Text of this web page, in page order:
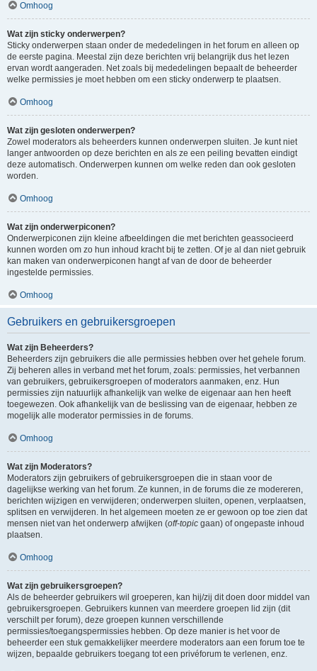
Omhoog
Wat zijn sticky onderwerpen?
Sticky onderwerpen staan onder de mededelingen in het forum en alleen op
de eerste pagina. Meestal zijn deze berichten vrij belangrijk dus het lezen
ervan wordt aangeraden. Net zoals bij mededelingen bepaalt de beheerder
welke permissies je moet hebben om een sticky onderwerp te plaatsen.
Omhoog
Wat zijn gesloten onderwerpen?
Zowel moderators als beheerders kunnen onderwerpen sluiten. Je kunt niet
langer antwoorden op deze berichten en als ze een peiling bevatten eindigt
deze automatisch. Onderwerpen kunnen om welke reden dan ook gesloten
worden.
Omhoog
Wat zijn onderwerpiconen?
Onderwerpiconen zijn kleine afbeeldingen die met berichten geassocieerd
kunnen worden om zo hun inhoud kracht bij te zetten. Of je al dan niet gebruik
kan maken van onderwerpiconen hangt af van de door de beheerder
ingestelde permissies.
Omhoog
Gebruikers en gebruikersgroepen
Wat zijn Beheerders?
Beheerders zijn gebruikers die alle permissies hebben over het gehele forum.
Zij beheren alles in verband met het forum, zoals: permissies, het verbannen
van gebruikers, gebruikersgroepen of moderators aanmaken, enz. Hun
permissies zijn natuurlijk afhankelijk van welke de eigenaar aan hen heeft
toegewezen. Ook afhankelijk van de beslissing van de eigenaar, hebben ze
mogelijk alle moderator permissies in de forums.
Omhoog
Wat zijn Moderators?
Moderators zijn gebruikers of gebruikersgroepen die in staan voor de
dagelijkse werking van het forum. Ze kunnen, in de forums die ze modereren,
berichten wijzigen en verwijderen; onderwerpen sluiten, openen, verplaatsen,
splitsen en verwijderen. In het algemeen moeten ze er gewoon op toe zien dat
mensen niet van het onderwerp afwijken (off-topic gaan) of ongepaste inhoud
plaatsen.
Omhoog
Wat zijn gebruikersgroepen?
Als de beheerder gebruikers wil groeperen, kan hij/zij dit doen door middel van
gebruikersgroepen. Gebruikers kunnen van meerdere groepen lid zijn (dit
verschilt per forum), deze groepen kunnen verschillende
permissies/toegangspermissies hebben. Op deze manier is het voor de
beheerder een stuk gemakkelijker meerdere moderators aan een forum toe te
wijzen, bepaalde gebruikers toegang tot een privéforum te verlenen, enz.